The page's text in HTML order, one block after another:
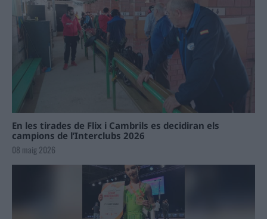
En les tirades de Flix i Cambrils es decidiran els
campions de l’Interclubs 2026
08 maig 2026